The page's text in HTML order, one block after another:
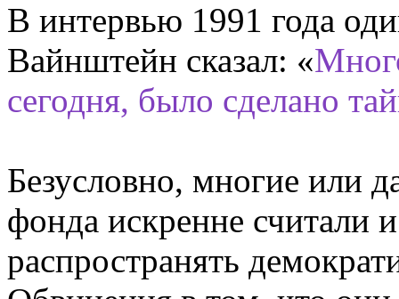
В интервью 1991 года
Вайнштейн сказал: «
сегодня, было сделано
Безусловно, многие или
фонда искренне считали
распространять